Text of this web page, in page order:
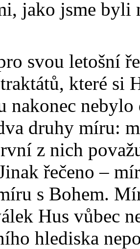
jako jsme
svou letošní
které si
nakonec
druhy míru:
z nich
řečeno –
s Bohem.
Hus vůbec
hlediska